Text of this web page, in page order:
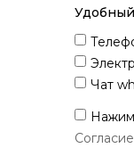
Удобный
Чат